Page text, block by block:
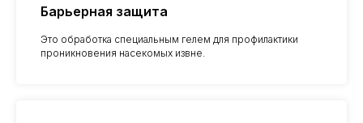
Барьерная защита
Это обработка специальным гелем для профилактики
проникновения насекомых извне.